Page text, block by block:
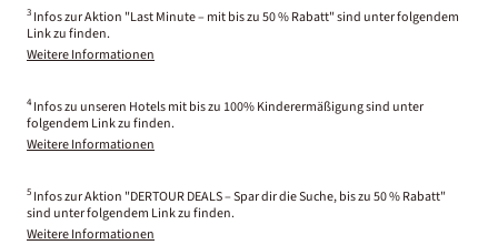
3 Infos zur Aktion "Last Minute – mit bis zu 50 % Rabatt" sind unter folgendem
Link zu finden.
Weitere Informationen
4 Infos zu unseren Hotels mit bis zu 100% Kinderermäßigung sind unter
folgendem Link zu finden.
Weitere Informationen
5 Infos zur Aktion "DERTOUR DEALS – Spar dir die Suche, bis zu 50 % Rabatt"
sind unter folgendem Link zu finden.
Weitere Informationen